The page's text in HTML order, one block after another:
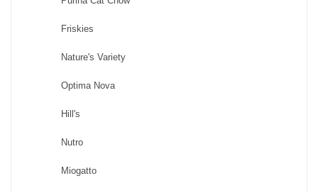
Friskies
Nature's Variety
Optima Nova
Hill's
Nutro
Miogatto